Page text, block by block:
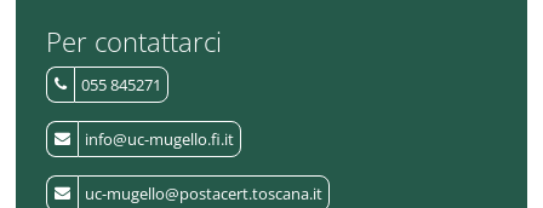
Per contattarci
055 845271
info@uc-mugello.fi.it
uc-mugello@postacert.toscana.it